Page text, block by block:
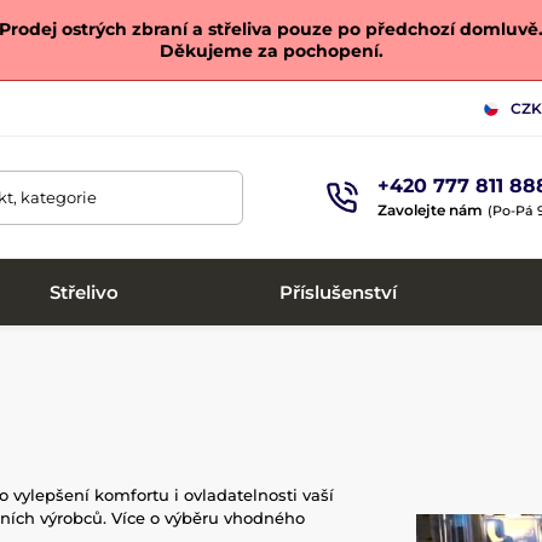
Prodej ostrých zbraní a střeliva pouze po předchozí domluvě.
Děkujeme za pochopení.
CZK
kategorie +420 777 811
Zavolejte nám (Po-Pá
Střelivo Příslušenství
vylepšení komfortu i ovladatelnosti vaší
výrobců. Více o výběru vhodného